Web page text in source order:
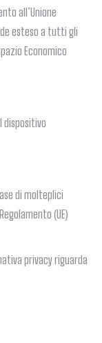
all’Unione
esteso a tutti gli
Economico
dispositivo
di molteplici
(UE)
privacy riguarda